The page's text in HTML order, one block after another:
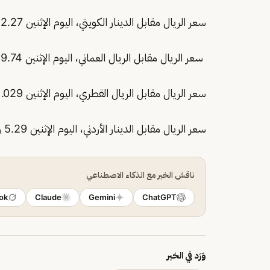
سعر الريال مقابل الدينار الكويتي، اليوم الإثنين 12.27 ريال.
سعر الريال مقابل الريال العماني، اليوم الإثنين 9.74 ريال.
سعر الريال مقابل الريال القطري، اليوم الإثنين 1.029 ريال.
سعر الريال مقابل الدينار الأردني، اليوم الإثنين 5.29 ريال.
ناقش الخبر مع الذكاء الاصطناعي
ChatGPT
Gemini
Claude
وَرَد في الخبر